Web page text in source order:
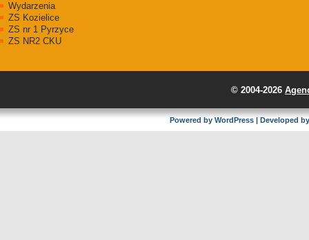
Wydarzenia
ZS Kozielice
ZS nr 1 Pyrzyce
ZS NR2 CKU
© 2004-2026
Powered by WordPress| Developed